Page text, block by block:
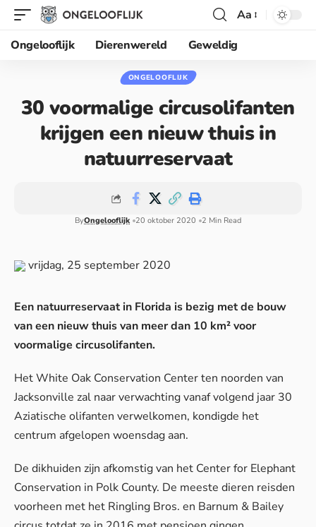
Aa
Ongelooflijk
Dierenwereld Geweldig
ONGELOOFLIJK
30 voormalige circusolifanten
krijgen een nieuw thuis in
natuurreservaat
ByOngelooflijk 20 oktober 2020 2 Min Read
vrijdag, 25 september 2020
Een natuurreservaat in Florida is bezig met de bouw
van een nieuw thuis van meer dan 10 km² voor
voormalige circusolifanten.
Het White Oak Conservation Center ten noorden van
Jacksonville zal naar verwachting vanaf volgend jaar 30
Aziatische olifanten verwelkomen, kondigde het
centrum afgelopen woensdag aan.
De dikhuiden zijn afkomstig van het Center for Elephant
Conservation in Polk County. De meeste dieren reisden
voorheen met het Ringling Bros. en Barnum & Bailey